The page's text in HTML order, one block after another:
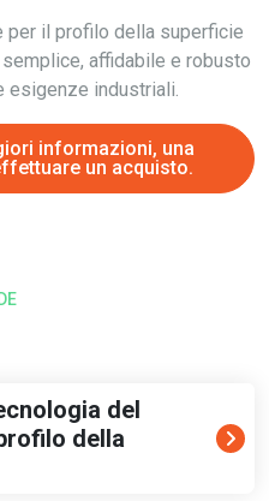
per il profilo della superficie
affidabile e robusto
industriali.
informazioni, una
un acquisto.
del
della